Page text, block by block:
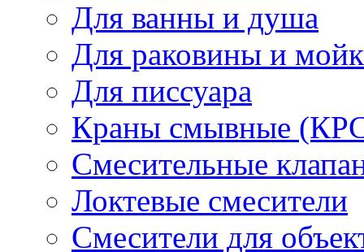
Для ванны и душа
Для раковины и
Для писсуара
Краны смывные
Смесительные
Локтевые смесители
Смесители для